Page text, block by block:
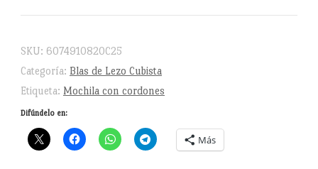
-
con
cordones
cantidad
SKU: 6074910820C25
Categoría: Blas de Lezo Cubista
Etiqueta: Mochila con cordones
Difúndelo en:
Más